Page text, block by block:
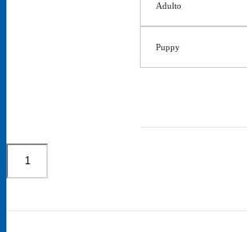
Adulto
Puppy
PROPLAN
cantidad